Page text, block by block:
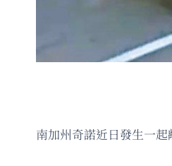
南加州奇諾近日發生一